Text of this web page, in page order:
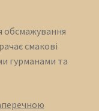
обсмажування
смакові
гурманами та